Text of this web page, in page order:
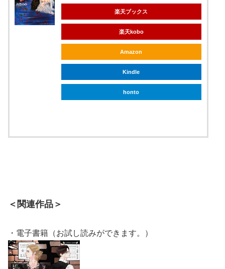
楽天ブックス
楽天kobo
Amazon
Kindle
honto
＜関連作品＞
・電子書籍（お試し読みができます。）